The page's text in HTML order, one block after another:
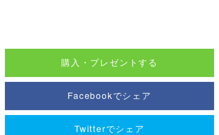
購入・プレゼントする
Facebookでシェア
Twitterでシェア